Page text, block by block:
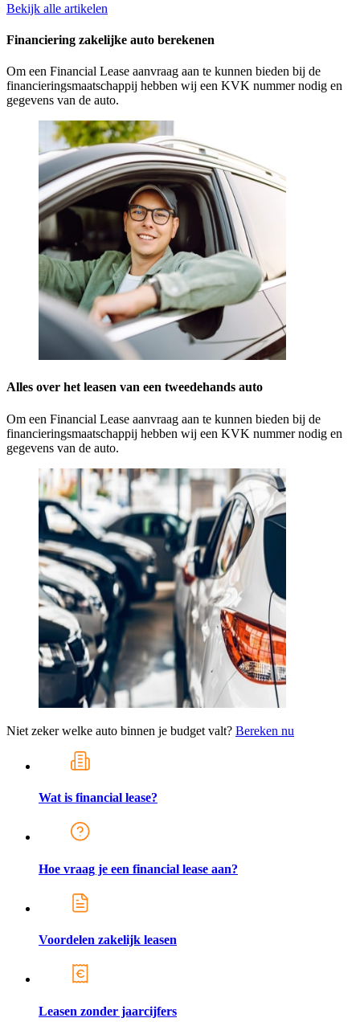
Bekijk alle artikelen
Financiering zakelijke auto berekenen
Om een Financial Lease aanvraag aan te kunnen bieden bij de
financieringsmaatschappij hebben wij een KVK nummer nodig en
gegevens van de auto.
Alles over het leasen van een tweedehands auto
Om een Financial Lease aanvraag aan te kunnen bieden bij de
financieringsmaatschappij hebben wij een KVK nummer nodig en
gegevens van de auto.
Niet zeker welke auto binnen je budget valt? Bereken nu
Wat is financial lease?
Hoe vraag je een financial lease aan?
Voordelen zakelijk leasen
Leasen zonder jaarcijfers